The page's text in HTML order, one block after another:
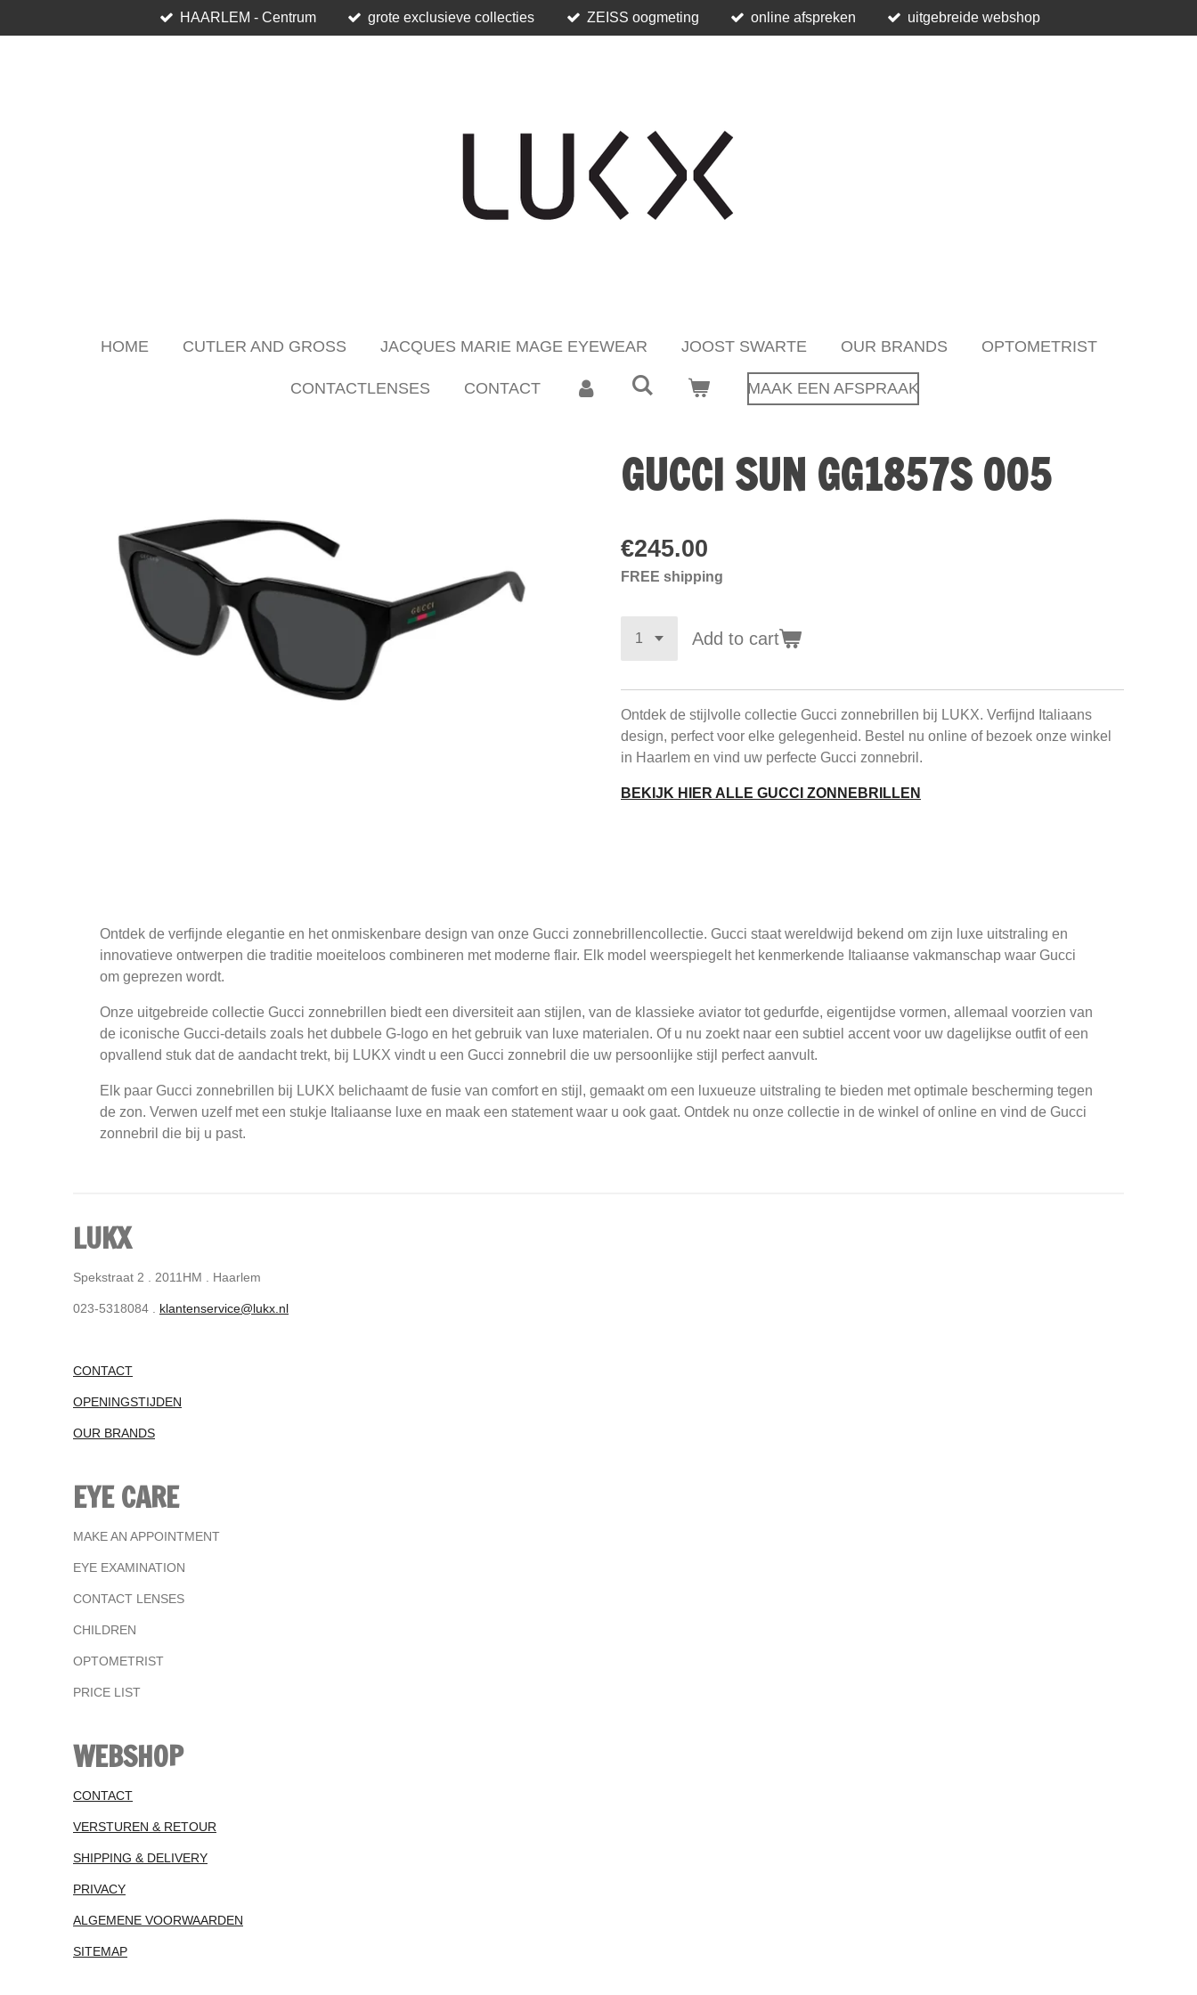
to
HAARLEM - Centrum grote exclusieve collecties ZEISS oogmeting online afspreken uitgebreide webshop
HOME CUTLER AND GROSS JACQUES MARIE MAGE EYEWEAR JOOST SWARTE OUR BRANDS OPTOMETRIST
CONTACTLENSES CONTACT MAAK EEN AFSPRAAK
GUCCI SUN GG1857S 005
€245.00
FREE shipping
Add to cart
Ontdek de stijlvolle collectie Gucci zonnebrillen bij LUKX. Verfijnd Italiaans
design, perfect voor elke gelegenheid. Bestel nu online of bezoek onze winkel
in Haarlem en vind uw perfecte Gucci zonnebril.
BEKIJK HIER ALLE GUCCI ZONNEBRILLEN
Ontdek de verfijnde elegantie en het onmiskenbare design van onze Gucci zonnebrillencollectie. Gucci staat wereldwijd bekend om zijn luxe uitstraling en
innovatieve ontwerpen die traditie moeiteloos combineren met moderne flair. Elk model weerspiegelt het kenmerkende Italiaanse vakmanschap waar Gucci
om geprezen wordt.
Onze uitgebreide collectie Gucci zonnebrillen biedt een diversiteit aan stijlen, van de klassieke aviator tot gedurfde, eigentijdse vormen, allemaal voorzien van
de iconische Gucci-details zoals het dubbele G-logo en het gebruik van luxe materialen. Of u nu zoekt naar een subtiel accent voor uw dagelijkse outfit of een
opvallend stuk dat de aandacht trekt, bij LUKX vindt u een Gucci zonnebril die uw persoonlijke stijl perfect aanvult.
Elk paar Gucci zonnebrillen bij LUKX belichaamt de fusie van comfort en stijl, gemaakt om een luxueuze uitstraling te bieden met optimale bescherming tegen
de zon. Verwen uzelf met een stukje Italiaanse luxe en maak een statement waar u ook gaat. Ontdek nu onze collectie in de winkel of online en vind de Gucci
zonnebril die bij u past.
LUKX
Spekstraat 2 . 2011HM . Haarlem
023-5318084 . klantenservice@lukx.nl
CONTACT
OPENINGSTIJDEN
OUR BRANDS
EYE CARE
MAKE AN APPOINTMENT
EYE EXAMINATION
CONTACT LENSES
CHILDREN
OPTOMETRIST
PRICE LIST
WEBSHOP
CONTACT
VERSTUREN & RETOUR
SHIPPING & DELIVERY
PRIVACY
ALGEMENE VOORWAARDEN
SITEMAP